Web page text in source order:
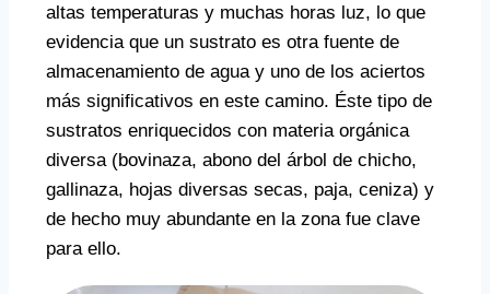
altas temperaturas y muchas horas luz, lo que
evidencia que un sustrato es otra fuente de
almacenamiento de agua y uno de los aciertos
más significativos en este camino. Éste tipo de
sustratos enriquecidos con materia orgánica
diversa (bovinaza, abono del árbol de chicho,
gallinaza, hojas diversas secas, paja, ceniza) y
de hecho muy abundante en la zona fue clave
para ello.